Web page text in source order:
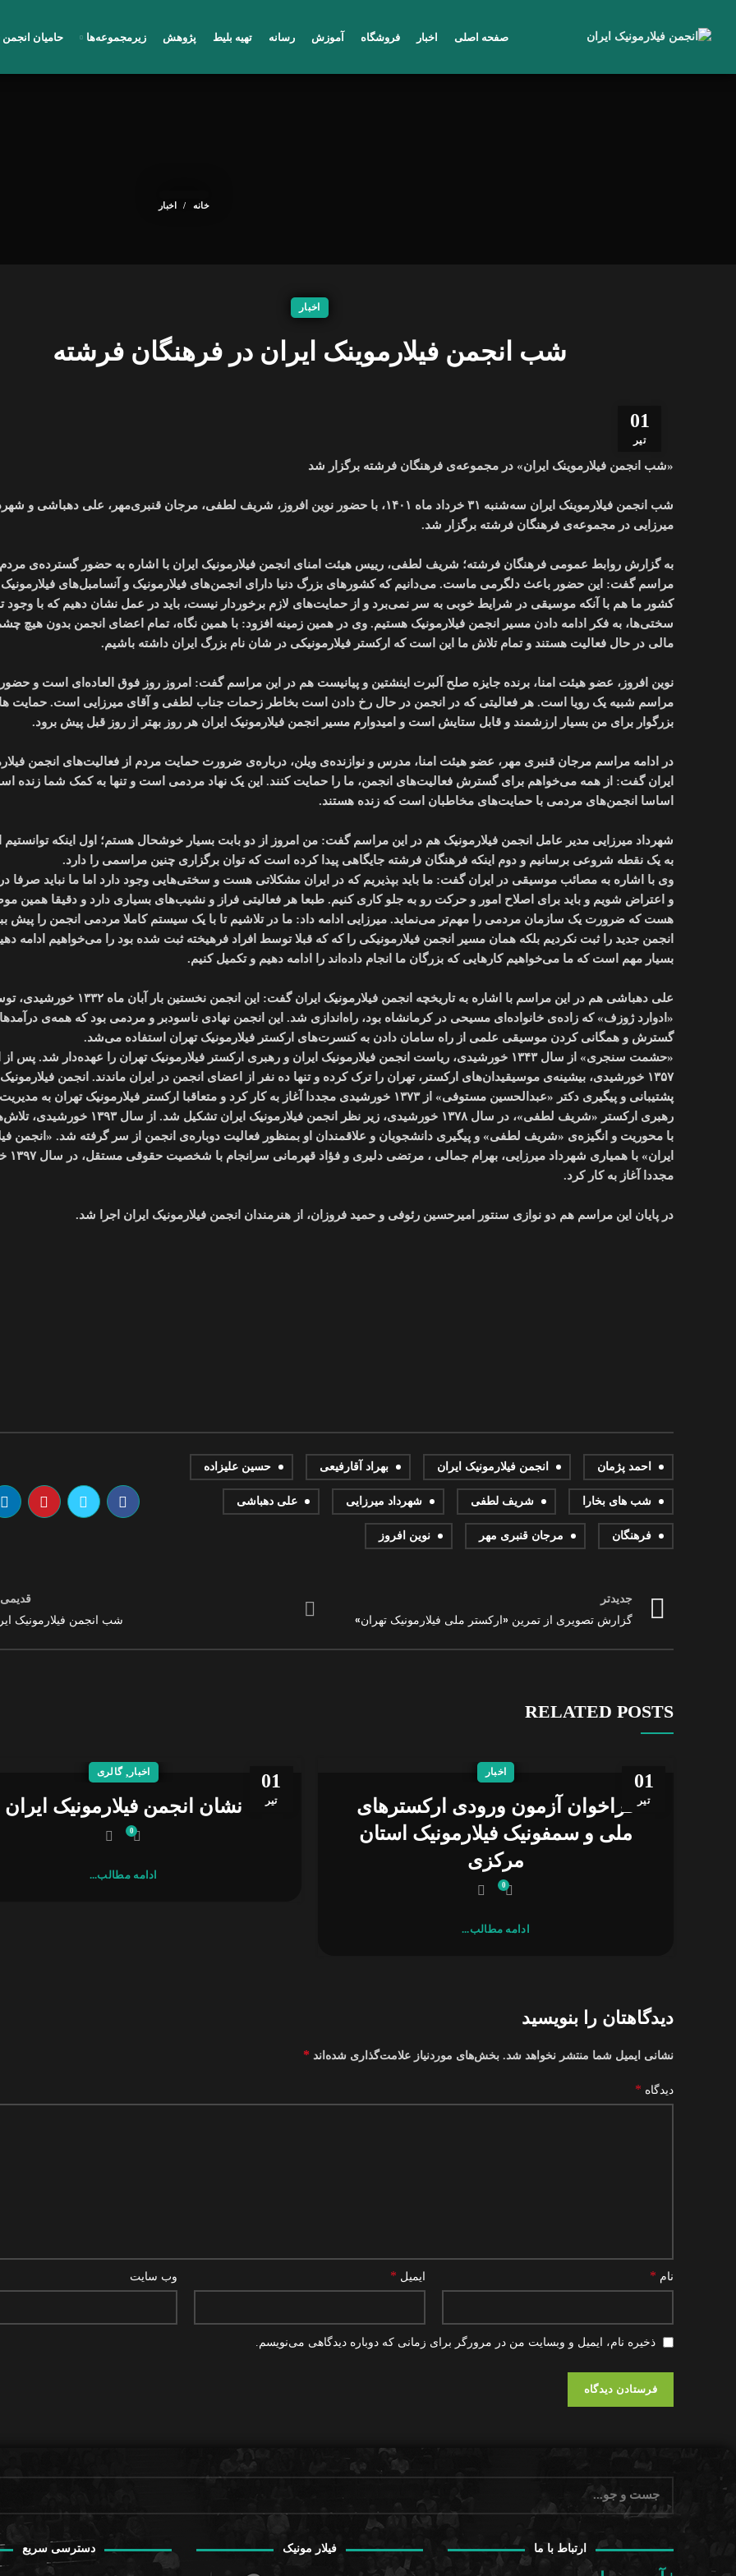
صفحه اصلی اخبار فروشگاه آموزش رسانه تهیه بلیط پژوهش زیرمجموعه‌ها حامیان انجمن
خانه اخبار
اخبار
شب انجمن فیلارموینک ایران در فرهنگان فرشته
01
تیر
«شب انجمن فیلارموینک ایران» در مجموعه‌ی فرهنگان فرشته برگزار شد
شب انجمن فیلارموینک ایران سه‌شنبه ۳۱ خرداد ماه ۱۴۰۱، با حضور نوین افروز، شریف لطفی، مرجان قنبری‌مهر، علی دهباشی و
میرزایی در مجموعه‌ی فرهنگان فرشته برگزار شد.
به گزارش روابط عمومی فرهنگان فرشته؛ شریف لطفی، رییس هیئت امنای انجمن فیلارمونیک ایران با اشاره به حضور گسترده‌ی مردم
مراسم گفت: این حضور باعث دلگرمی ماست. می‌دانیم که کشور‌های بزرگ دنیا دارای انجمن‌های فیلارمونیک و آنسامبل‌های فیلارمونیک
کشور ما هم با آنکه موسیقی در شرایط خوبی به سر نمی‌برد و از حمایت‌های لازم برخوردار نیست، باید در عمل نشان دهیم که با وجود
سختی‌ها، به فکر ادامه دادن مسیر انجمن فیلارمونیک هستیم. وی در همین زمینه افزود: با همین نگاه، تمام اعضای انجمن بدون هیچ
مالی در حال فعالیت هستند و تمام تلاش ما این است که ارکستر فیلارمونیکی در شان نام بزرگ ایران داشته باشیم.
نوین افروز، عضو هیئت امنا، برنده جایزه صلح آلبرت اینشتین و پیانیست هم در این مراسم گفت: امروز روز فوق العاده‌ای است و
مراسم شبیه یک رویا است. هر فعالیتی که در انجمن در حال رخ دادن است بخاطر زحمات جناب لطفی و آقای میرزایی است. حمایت
بزرگوار برای من بسیار ارزشمند و قابل ستایش است و امیدوارم مسیر انجمن فیلارمونیک ایران هر روز بهتر از روز قبل پیش برود.
در ادامه مراسم مرجان قنبری مهر، عضو هیئت امنا، مدرس و نوازنده‌ی ویلن، درباره‌ی ضرورت حمایت مردم از فعالیت‌های انجمن
ایران گفت: از همه می‌خواهم برای گسترش فعالیت‌های انجمن، ما را حمایت کنند. این یک نهاد مردمی است و تنها به کمک شما زنده
اساسا انجمن‌های مردمی با حمایت‌های مخاطبان است که زنده هستند.
شهرداد میرزایی مدیر عامل انجمن فیلارمونیک هم در این مراسم گفت: من امروز از دو بابت بسیار خوشحال هستم؛ اول اینکه توانستیم
به یک نقطه شروعی برسانیم و دوم اینکه فرهنگان فرشته جایگاهی پیدا کرده است که توان برگزاری چنین مراسمی را دارد.
وی با اشاره به مصائب موسیقی در ایران گفت: ما باید بپذیریم که در ایران مشکلاتی هست و سختی‌هایی وجود دارد اما ما نباید صرفا
و اعتراض شویم و باید برای اصلاح امور و حرکت رو به جلو کاری کنیم. طبعا هر فعالیتی فراز و نشیب‌های بسیاری دارد و دقیقا همین
هست که ضرورت یک سازمان مردمی را مهم‌تر می‌نماید. میرزایی ادامه داد: ما در تلاشیم تا با یک سیستم کاملا مردمی انجمن را پیش
انجمن جدید را ثبت نکردیم بلکه همان مسیر انجمن فیلارمونیکی را که که قبلا توسط افراد فرهیخته ثبت شده بود را می‌خواهیم ادامه
بسیار مهم است که ما می‌خواهیم کارهایی که بزرگان ما انجام داده‌اند را ادامه دهیم و تکمیل کنیم.
علی دهباشی هم در این مراسم با اشاره به تاریخچه انجمن فیلارمونیک ایران گفت: این انجمن نخستین بار
«ادوارد ژوزف» که زاده‌ی خانواده‌ای مسیحی در کرمانشاه بود، راه‌اندازی شد. این انجمن نهادی ناسودبر و مردمی بود که همه‌ی
گسترش و همگانی کردن موسیقی علمی از راه سامان دادن به کنسرت‌های ارکستر فیلارمونیک تهران استفاده می‌شد.
«حشمت سنجری» از سال ۱۳۴۳ خورشیدی، ریاست انجمن فیلارمونیک ایران و رهبری ارکستر فیلارمونیک تهران را عهده‌دار شد. پس
۱۳۵۷ خورشیدی، بیشینه‌ی موسیقیدان‌های ارکستر، تهران را ترک کرده و تنها ده نفر از اعضای انجمن در ایران ماندند. انجمن فیلارمونیک
پشتیبانی و پیگیری دکتر «عبدالحسین مستوفی» از ۱۳۷۳ خورشیدی مجددا آغاز به کار کرد و متعاقبا ارکستر فیلارمونیک تهران به
رهبری ارکستر «شریف لطفی»، در سال ۱۳۷۸ خورشیدی، زیر نظر انجمن فیلارمونیک
با محوریت و انگيزه‌ی «شریف لطفی» و پیگیری دانشجویان و علاقمندان او بمنظور فعالیت دوباره‌ی انجمن از سر گرفته شد. «انجمن
ایران» با
مجددا آغاز به کار کرد.
در پایان این مراسم هم دو نوازی سنتور اميرحسين رئوفی و حمید فروزان، از هنرمندان انجمن فیلارمونیک ایران اجرا شد.
احمد پژمان انجمن فیلارمونیک ایران بهراد آقارفیعی حسین علیزاده
شب های بخارا شریف لطفی شهرداد میرزایی علی دهباشی
فرهنگان مرجان قنبری مهر نوین افروز
جدیدتر
گزارش تصویری از تمرین «ارکستر ملی فیلارمونیک تهران»
قدیمی
شب انجمن فیلارمونیک
RELATED POSTS
01
تیر
اخبار
فراخوان آزمون ورودی ارکسترهای
ملی و سمفونیک فیلارمونیک استان
مرکزی
0
ادامه مطالب...
01
تیر
اخبار ,گالری
نشان انجمن فیلارمونیک ایران
0
ادامه مطالب...
دیدگاهتان را بنویسید
نشانی ایمیل شما منتشر نخواهد شد. بخش‌های موردنیاز علامت‌گذاری شده‌اند *
دیدگاه *
نام * ایمیل * وب‌ سایت
ذخیره نام، ایمیل و وبسایت من در مرورگر برای زمانی که دوباره دیدگاهی می‌نویسم.
دسترسی سریع فیلار مونیک ارتباط با ما